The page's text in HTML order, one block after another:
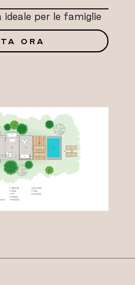
ideale per le famiglie
ORA